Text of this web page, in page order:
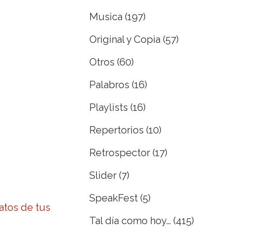
de tus
Musica (197)
Original y Copia (57)
Otros (60)
Palabros (16)
Playlists (16)
Repertorios (10)
Retrospector (17)
Slider (7)
SpeakFest (5)
Tal día como hoy… (415)